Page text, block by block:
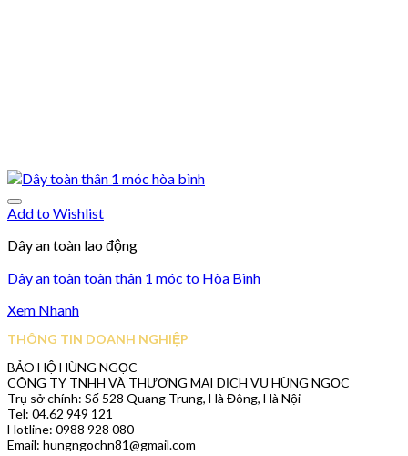
Add to Wishlist
Dây an toàn lao động
Dây an toàn toàn thân 1 móc to Hòa Bình
Xem Nhanh
THÔNG TIN DOANH NGHIỆP
BẢO HỘ HÙNG NGỌC
CÔNG TY TNHH VÀ THƯƠNG MẠI DỊCH VỤ HÙNG NGỌC
Trụ sở chính: Số 528 Quang Trung, Hà Đông, Hà Nội
Tel: 04.62 949 121
Hotline: 0988 928 080
Email: hungngochn81@gmail.com